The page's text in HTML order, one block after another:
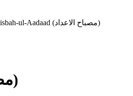
Misbah-ul-Aadaad (مصباح الاعداد)
Misbah-ul-Aadaad (مصباح الاعداد)